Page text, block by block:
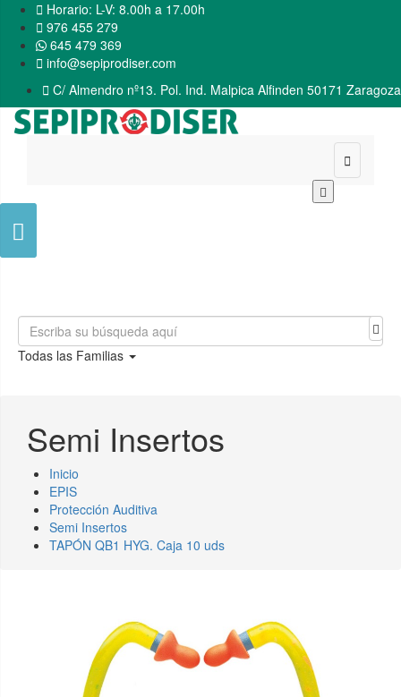
 Horario: L-V: 8.00h a 17.00h
 976 455 279
645 479 369
 info@sepiprodiser.com
 C/ Almendro nº13. Pol. Ind. Malpica Alfinden 50171 Zaragoza


Todas las Familias
Semi Insertos
Inicio
EPIS
Protección Auditiva
Semi Insertos
TAPÓN QB1 HYG. Caja 10 uds